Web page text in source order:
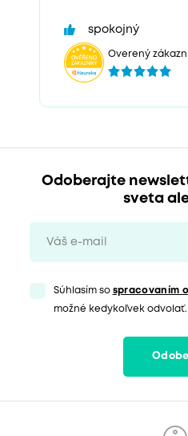
spokojný
Overený
Odoberajte
sveta
Súhlasím so spracovaním
možné kedykoľvek odvolať.